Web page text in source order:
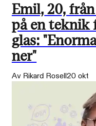
Emil, 20,
på en teknik
glas:
ner"
Av Rikard Rosell20 okt